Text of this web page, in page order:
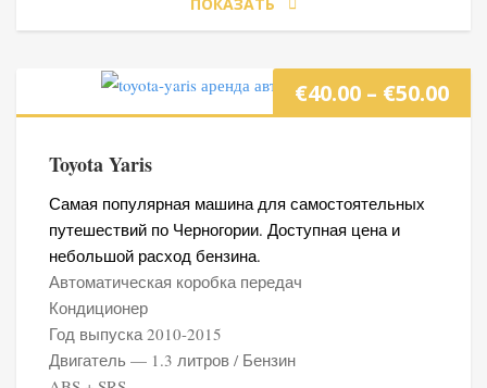
€40.00 – €50.00
Toyota Yaris
Самая популярная машина для самостоятельных
путешествий по Черногории. Доступная цена и
небольшой расход бензина.
Автоматическая коробка передач
Кондиционер
Год выпуска 2010-2015
Двигатель — 1.3 литров / Бензин